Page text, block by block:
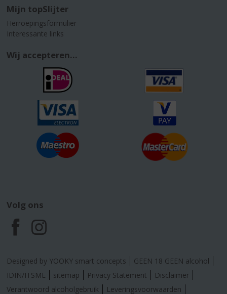
Mijn topSlijter
Herroepingsformulier
Interessante links
Wij accepteren...
Volg ons
F
a
c
I
n
s
Designed by YOOKY smart concepts
GEEN 18 GEEN alcohol
IDIN/ITSME
sitemap Privacy Statement
Disclaimer
Verantwoord alcoholgebruik
Leveringsvoorwaarden